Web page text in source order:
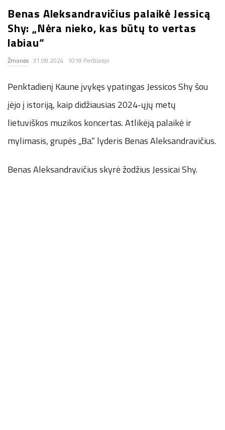
.
c
o
.
u
k
Benas Aleksandravičius palaikė Jessicą
Shy: „Nėra nieko, kas būtų to vertas
labiau“
Žmonės 31.08.2024 1018 Peržiūrėjo
Penktadienį Kaune įvykęs ypatingas Jessicos Shy šou
įėjo į istoriją, kaip didžiausias 2024-ųjų metų
lietuviškos muzikos koncertas. Atlikėją palaikė ir
mylimasis, grupės „Ba.“ lyderis Benas Aleksandravičius.
Benas Aleksandravičius skyrė žodžius Jessicai Shy.